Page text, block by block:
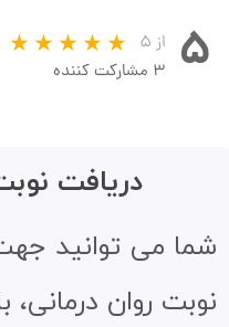
۵
از ۵
۳ مشارکت کننده
شما می توانید
نوبت روان درمانی،
دریافت